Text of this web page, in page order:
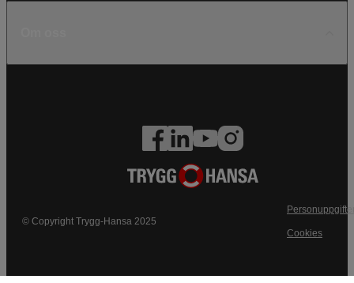
© Copyright Trygg-Hansa 2025
Cookies